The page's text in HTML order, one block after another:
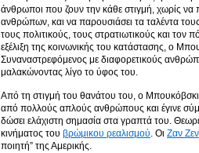
άνθρωποι που ζουν την κάθε στιγμή, χωρίς να
ανθρώπων, και να παρουσιάσει τα ταλέντα
τους πολιτικούς, τους στρατιωτικούς και τον
εξέλιξη της κοινωνικής του κατάστασης, ο
Συναναστρεφόμενος με διαφορετικούς
μαλακώνοντας λίγο το ύφος του.
Από τη στιγμή του θανάτου του, ο Μπουκόβσκι
από πολλούς απλούς ανθρώπους και έγινε
δώσει ελάχιστη σημασία στα γραπτά του.
κινήματος του βρώμικου ρεαλισμού. Οι Ζαν
ποιητή” της Αμερικής.